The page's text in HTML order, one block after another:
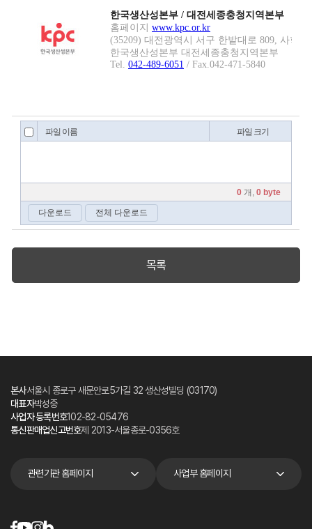
목록
본사서울시 종로구 새문안로5가길 32 생산성빌딩 (03170)
대표자박성중
사업자 등록번호102-82-05476
통신판매업신고번호제 2013-서울종로-0356호
관련기관 홈페이지 사업부 홈페이지